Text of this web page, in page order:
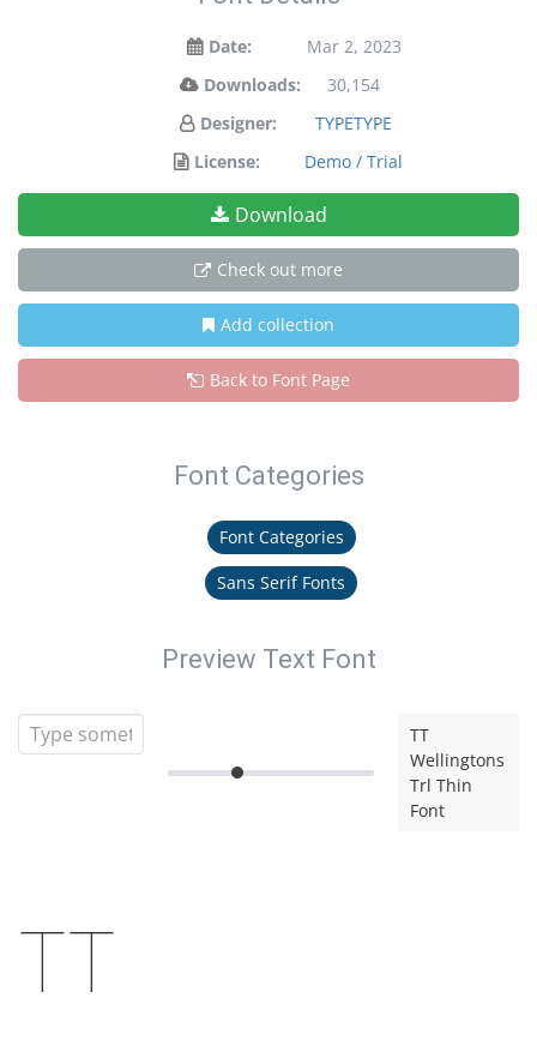
Date:
Mar 2, 2023
Downloads:
30,154
Designer:
TYPETYPE
License:
Demo / Trial
Download
Check out more
Add collection
Back to Font Page
Font Categories
Font Categories
Sans Serif Fonts
Preview Text Font
TT
Wellingtons
Trl Thin
Font
TT